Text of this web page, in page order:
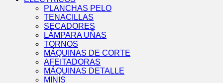
PLANCHAS PELO
TENACILLAS
SECADORES
LÁMPARA UÑAS
TORNOS
MÁQUINAS DE CORTE
AFEITADORAS
MÁQUINAS DETALLE
MINIS